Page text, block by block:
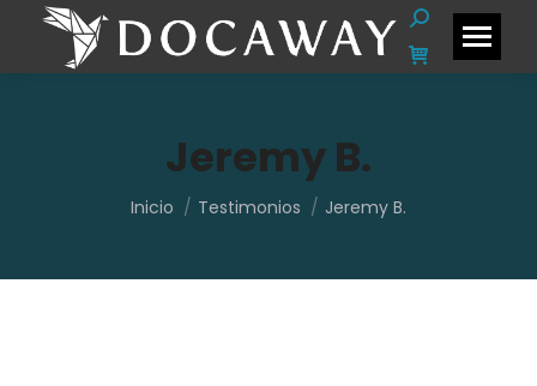
Buscar:
Jeremy B.
Estás aquí:
Inicio Testimonios Jeremy B.